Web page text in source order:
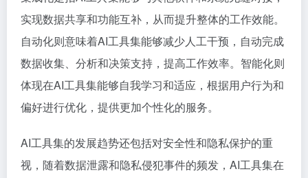
实现数据共享和功能互补，从而提升整体的工作效能。
自动化则意味着AI工具集能够减少人工干预，自动完成
数据收集、分析和决策支持，提高工作效率。智能化则
体现在AI工具集能够自我学习和适应，根据用户行为和
偏好进行优化，提供更加个性化的服务。
AI工具集的发展趋势还包括对安全性和隐私保护的重
视，随着数据泄露和隐私侵犯事件的频发，AI工具集在